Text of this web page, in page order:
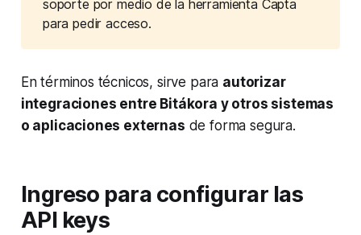
soporte por medio de la herramienta Capta
para pedir acceso.
En términos técnicos, sirve para autorizar
integraciones entre Bitákora y otros sistemas
o aplicaciones externas de forma segura.
Ingreso para configurar las
API keys